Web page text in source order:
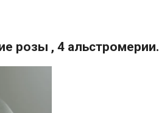
розы , 4 альстромерии.